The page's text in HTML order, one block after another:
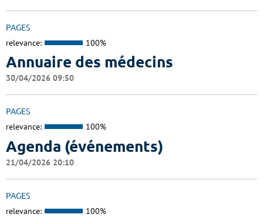
PAGES
relevance: 100%
Annuaire des médecins
30/04/2026 09:50
PAGES
relevance: 100%
Agenda (événements)
21/04/2026 20:10
PAGES
relevance: 100%